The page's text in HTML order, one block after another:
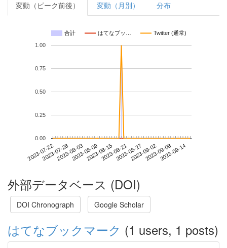
変動（ピーク前後） 変動（月別） 分布
合計 はてなブッ… Twitter (通常)
2023-07-222023-07-282023-08-032023-08-092023-08-152023-08-212023-08-272023-09-022023-09-082023-09-14
0.00
0.25
0.50
0.75
1.00
外部データベース (DOI)
DOI Chronograph Google Scholar
はてなブックマーク (1 users, 1 posts)